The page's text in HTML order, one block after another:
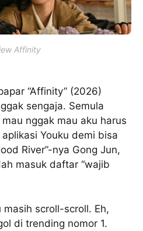
Affinity
“Affinity” (2026)
sengaja. Semula
nggak mau aku harus
Youku demi bisa
River”-nya Gong Jun,
masuk daftar “wajib
masih scroll-scroll. Eh,
di trending nomor 1.